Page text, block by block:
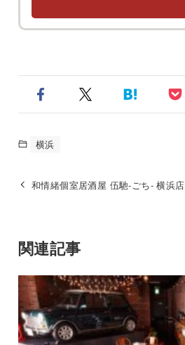
横浜
和情緒個室居酒屋 伍馳‐ごち‐ 横浜店
関連記事